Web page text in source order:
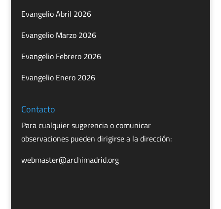
Evangelio Abril 2026
Evangelio Marzo 2026
Evangelio Febrero 2026
Evangelio Enero 2026
Contacto
Para cualquier sugerencia o comunicar
observaciones pueden dirigirse a la dirección:
webmaster@archimadrid.org